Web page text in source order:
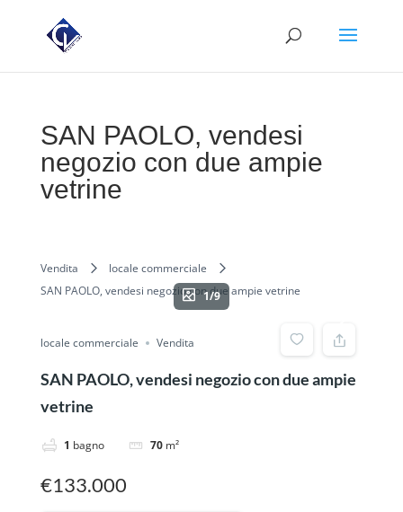
SAN PAOLO, vendesi
negozio con due ampie
vetrine
Vendita
locale commerciale
SAN PAOLO, vendesi negozio con due ampie vetrine
1/9
locale commerciale Vendita
SAN PAOLO, vendesi negozio con due ampie
vetrine
1 bagno 70 m²
€133.000